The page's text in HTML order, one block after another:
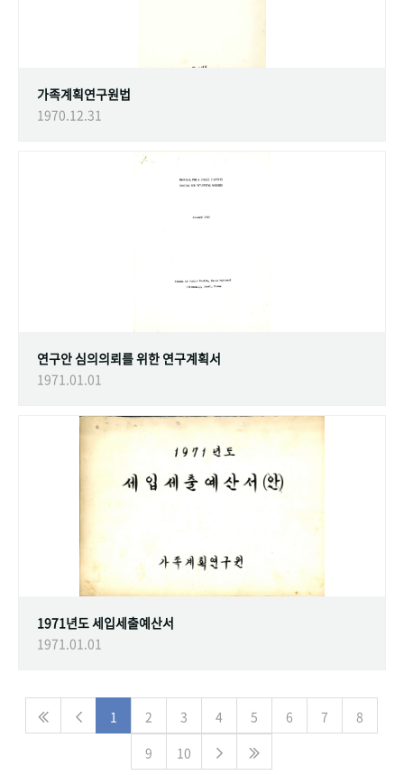
가족계획연구원법
1970.12.31
연구안 심의의뢰를 위한 연구계획서
1971.01.01
1971년도 세입세출예산서
1971.01.01
1 2 3 4 5 6 7
8
9
10